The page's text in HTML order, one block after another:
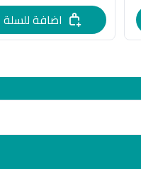
اضافة للسلة